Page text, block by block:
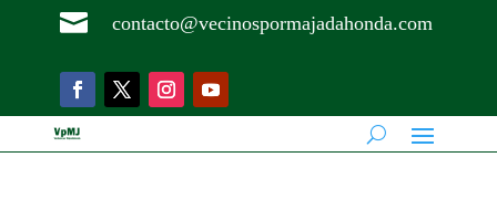
 contacto@vecinospormajadahonda.com